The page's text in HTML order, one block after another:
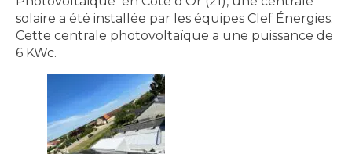
solaire a été installée par les équipes Clef Énergies.
Cette centrale photovoltaïque a une puissance de
6 KWc.